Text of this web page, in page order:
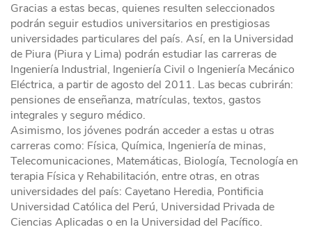
Gracias a estas becas, quienes resulten seleccionados
podrán seguir estudios universitarios en prestigiosas
universidades particulares del país. Así, en la Universidad
de Piura (Piura y Lima) podrán estudiar las carreras de
Ingeniería Industrial, Ingeniería Civil o Ingeniería Mecánico
Eléctrica, a partir de agosto del 2011. Las becas cubrirán:
pensiones de enseñanza, matrículas, textos, gastos
integrales y seguro médico.
Asimismo, los jóvenes podrán acceder a estas u otras
carreras como: Física, Química, Ingeniería de minas,
Telecomunicaciones, Matemáticas, Biología, Tecnología en
terapia Física y Rehabilitación, entre otras, en otras
universidades del país: Cayetano Heredia, Pontificia
Universidad Católica del Perú, Universidad Privada de
Ciencias Aplicadas o en la Universidad del Pacífico.